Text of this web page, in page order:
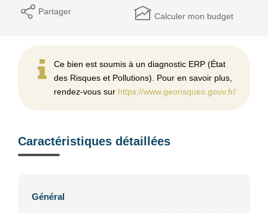
Partager Calculer mon budget
Ce bien est soumis à un diagnostic ERP (État
des Risques et Pollutions). Pour en savoir plus,
rendez-vous sur https://www.georisques.gouv.fr/
Caractéristiques détaillées
Général